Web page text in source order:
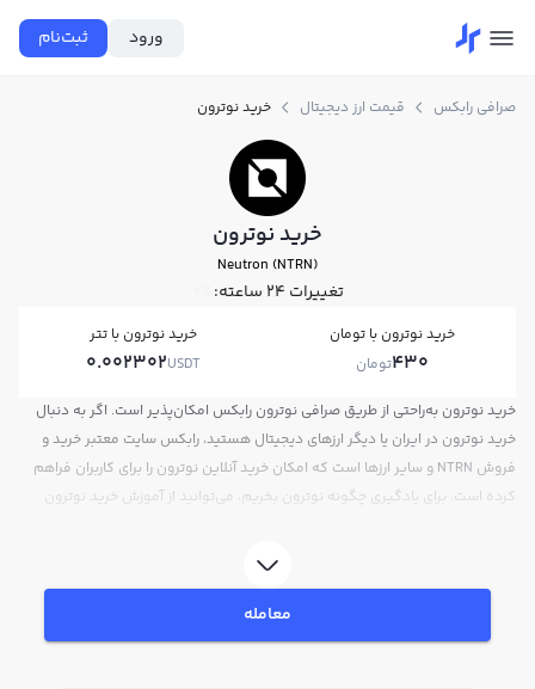
ورود ثبت‌نام
صرافی رابکس قیمت ارز دیجیتال خرید نوترون
خرید نوترون
Neutron (NTRN)
تغییرات ۲۴ ساعته: 0%
خرید نوترون با تومان
430تومان
خرید نوترون با تتر
0.002302USDT
خرید نوترون به‌راحتی از طریق صرافی نوترون رابکس امکان‌پذیر است. اگر به دنبال
خرید نوترون در ایران یا دیگر ارزهای دیجیتال هستید، رابکس سایت معتبر خرید و
فروش NTRN و سایر ارزها است که امکان خرید آنلاین نوترون را برای کاربران فراهم
کرده است. برای یادگیری چگونه نوترون بخریم، می‌توانید از آموزش خرید نوترون
بپردازید. در بازار رابکس، قیمت لحظه‌ای، نمودار و امکانات فروش نوترون نیز در
دسترس شما قرار دارد تا بتوانید تصمیمات بهتری در معاملات خود بگیرید.
معامله